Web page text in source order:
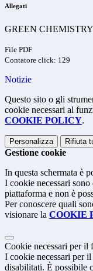
Allegati
GREEN
File PDF
Contatore click: 129
Notizie
Questo sito o gli
cookie necessari al
COOKIE POLICY.
Personalizza Rifiuta
Gestione cookie
In questa schermata è
I cookie necessari
piattaforma e non è
Per conoscere quali
visionare la COOKIE
Cookie necessari per il
I cookie necessari per
disabilitati. È possibile